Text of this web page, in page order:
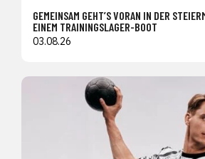
GEMEINSAM GEHT’S VORAN IN DER
EINEM TRAININGSLAGER-BOOT
03.08.26